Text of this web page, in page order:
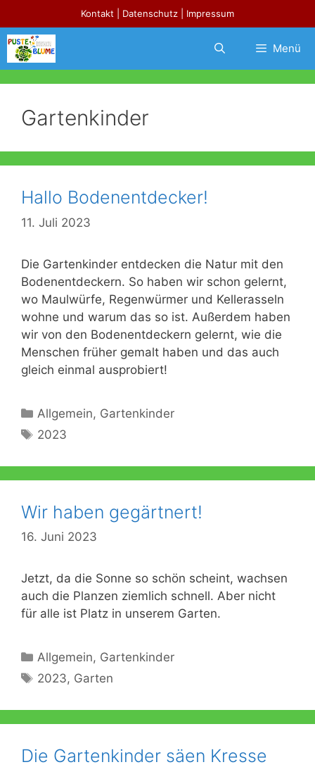
Inhalt
springen
Kontakt Datenschutz Impressum
Menü
Gartenkinder
Hallo Bodenentdecker!
11. Juli 2023
Die Gartenkinder entdecken die Natur mit den
Bodenentdeckern. So haben wir schon gelernt,
wo Maulwürfe, Regenwürmer und Kellerasseln
wohne und warum das so ist. Außerdem haben
wir von den Bodenentdeckern gelernt, wie die
Menschen früher gemalt haben und das auch
gleich einmal ausprobiert!
Kategorien
Allgemein, Gartenkinder
Schlagwörter
2023
Wir haben gegärtnert!
16. Juni 2023
Jetzt, da die Sonne so schön scheint, wachsen
auch die Planzen ziemlich schnell. Aber nicht
für alle ist Platz in unserem Garten.
Kategorien
Allgemein, Gartenkinder
Schlagwörter
2023, Garten
Die Gartenkinder säen Kresse